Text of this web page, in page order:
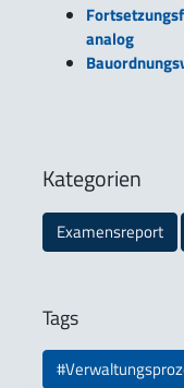
analog
Kategorien
Examensreport
Tags